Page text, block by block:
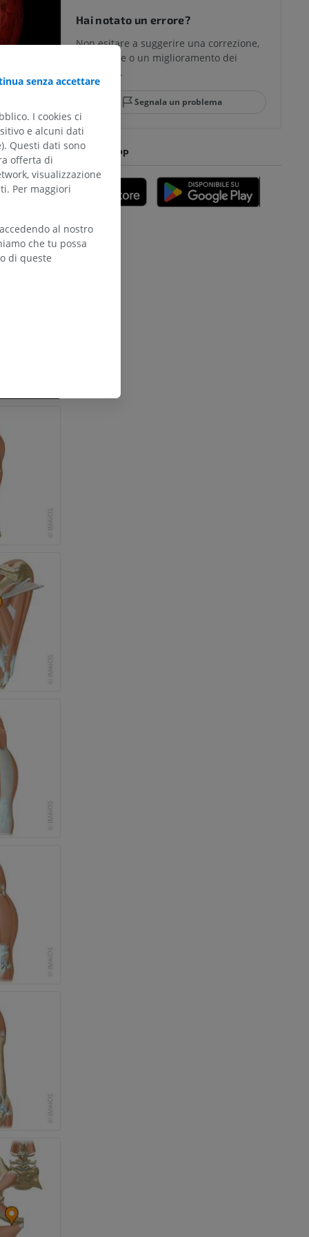
Hai notato un errore?
Non esitare a suggerire una correzione,
traduzione o un miglioramento dei
contenuti.
Segnala un problema
SCARICA L'APP
senza accettare
I cookies ci
e alcuni dati
Questi dati sono
offerta di
visualizzazione
Per maggiori
al nostro
che tu possa
di queste